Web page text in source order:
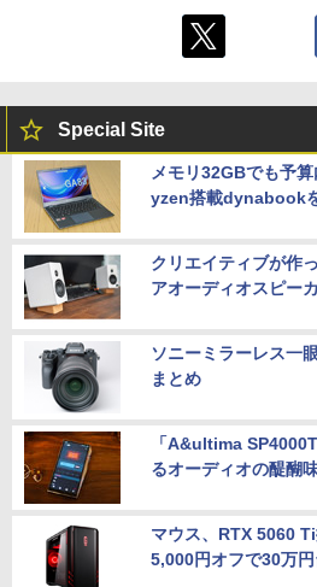
Special Site
メモリ32GBでも予
yzen搭載dynabook
クリエイティブが作
アオーディオスピー
ソニーミラーレス一
まとめ
「A&ultima
るオーディオの醍醐
マウス、RTX 5060
5,000円オフで30万円